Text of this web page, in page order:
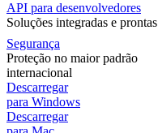
API para desenvolvedores
Soluções integradas e prontas
Segurança
Proteção no maior padrão
internacional
Descarregar
para Windows
Descarregar